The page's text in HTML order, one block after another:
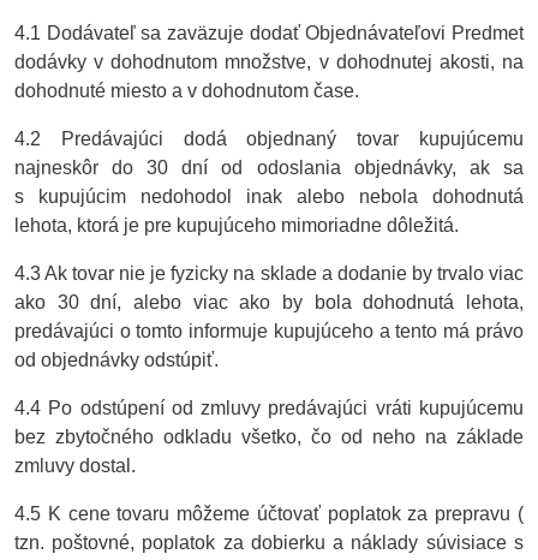
4.1 Dodávateľ sa zaväzuje dodať Objednávateľovi Predmet
dodávky v dohodnutom množstve, v dohodnutej akosti, na
dohodnuté miesto a v dohodnutom čase.
4.2 Predávajúci dodá objednaný tovar kupujúcemu
najneskôr do 30 dní od odoslania objednávky, ak sa
s kupujúcim nedohodol inak alebo nebola dohodnutá
lehota, ktorá je pre kupujúceho mimoriadne dôležitá.
4.3 Ak tovar nie je fyzicky na sklade a dodanie by trvalo viac
ako 30 dní, alebo viac ako by bola dohodnutá lehota,
predávajúci o tomto informuje kupujúceho a tento má právo
od objednávky odstúpiť.
4.4 Po odstúpení od zmluvy predávajúci vráti kupujúcemu
bez zbytočného odkladu všetko, čo od neho na základe
zmluvy dostal.
4.5 K cene tovaru môžeme účtovať poplatok za prepravu (
tzn. poštovné, poplatok za dobierku a náklady súvisiace s